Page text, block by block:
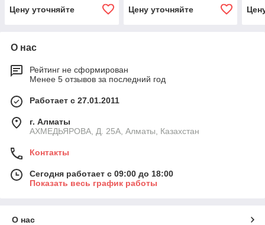
Цену уточняйте
Цену уточняйте
О нас
Рейтинг не сформирован
Менее 5 отзывов за последний год
Работает с 27.01.2011
г. Алматы
АХМЕДЬЯРОВА, Д. 25А, Алматы, Казахстан
Контакты
Сегодня работает с 09:00 до 18:00
Показать весь график работы
О нас